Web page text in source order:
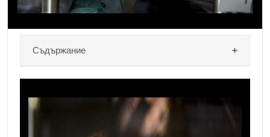
и откритост. любов Много чувство според обич и
Съдържание